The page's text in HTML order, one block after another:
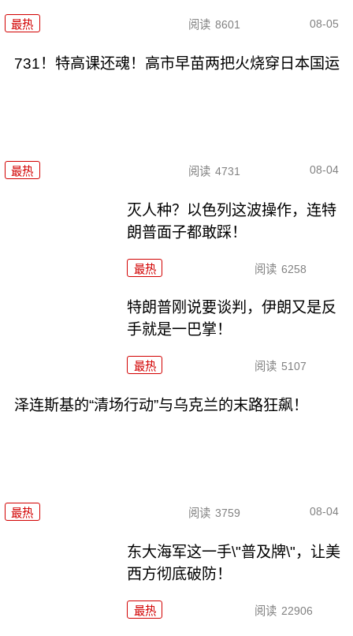
最热 阅读 8601 08-05
731！特高课还魂！高市早苗两把火烧穿日本国运
最热 阅读 4731 08-04
灭人种？以色列这波操作，连特
朗普面子都敢踩！
最热 阅读 6258
特朗普刚说要谈判，伊朗又是反
手就是一巴掌！
最热 阅读 5107
泽连斯基的“清场行动”与乌克兰的末路狂飙！
最热 阅读 3759 08-04
东大海军这一手\"普及牌\"，让美
西方彻底破防！
最热 阅读 22906